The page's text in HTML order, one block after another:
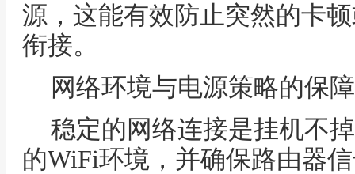
源，这能有效防止突然的卡
衔接。
网络环境与电源策略的保障
稳定的网络连接是挂机不
的WiFi环境，并确保路由器